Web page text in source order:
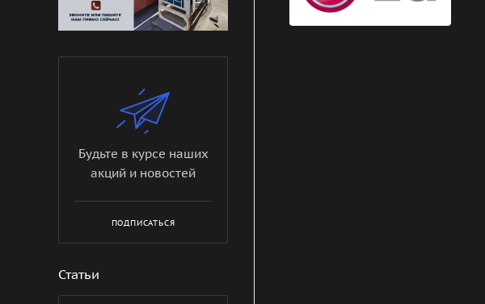
Будьте в курсе наших
акций и новостей
ПОДПИСАТЬСЯ
Статьи